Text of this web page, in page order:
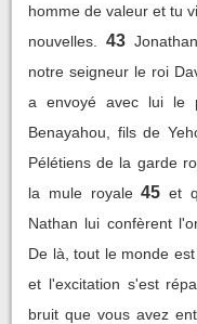
homme de valeur et tu
nouvelles.
43
notre seigneur le roi
a envoyé avec lui le
Benayahou, fils de
Pélétiens de la garde
la mule royale 45 et
Nathan lui confèrent
De là, tout le monde
et l'excitation s'est
bruit que vous avez